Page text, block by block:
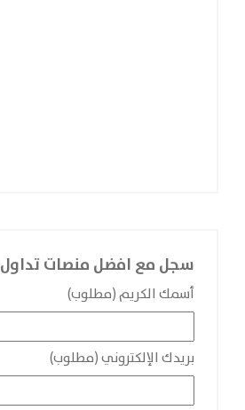
سجل مع افضل منصات تداول
أسمك الكريم (مطلوب)
بريدك الإلكتروني (مطلوب)